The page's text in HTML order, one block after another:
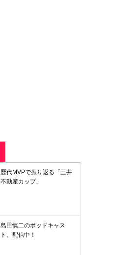
歴代MVPで振り返る「三井
不動産カップ」
島田慎二のポッドキャス
ト、配信中！